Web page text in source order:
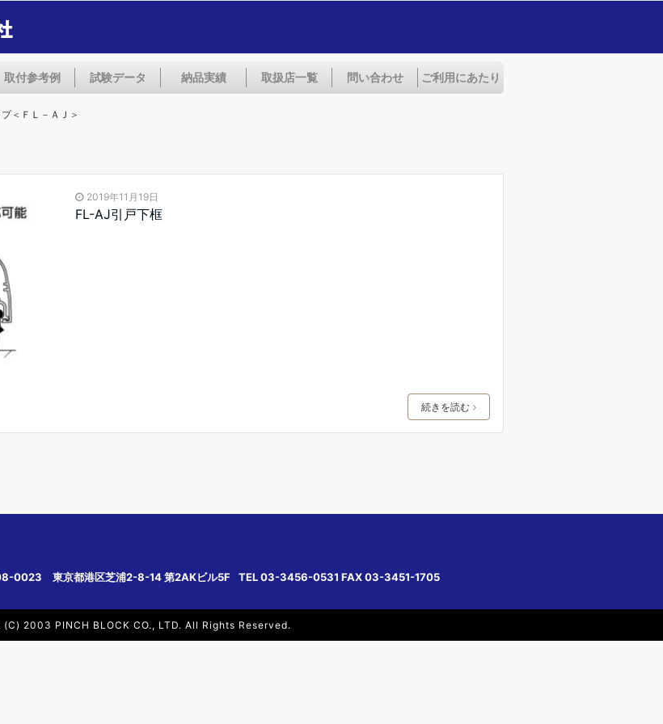
取付参考例 試験データ 納品実績 取扱店一覧 問い合わせ ご利用にあたり
＜ＦＬ－ＡＪ＞
2019年11月19日
FL-AJ引戸下框
続きを読む
0023 東京都港区芝浦2-8-14 第2AKビル5F TEL 03-3456-0531 FAX 03-3451-1705
2003 PINCH BLOCK CO., LTD. All Rights Reserved.